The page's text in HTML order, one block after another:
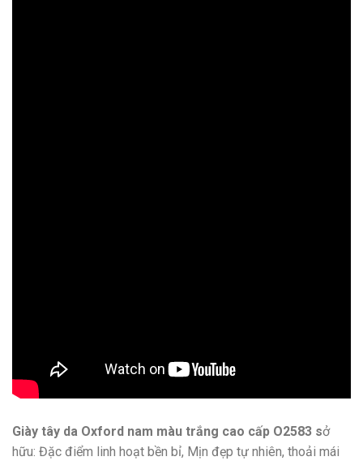
Giày tây da Oxford nam màu trắng cao cấp O2583 sở
hữu: Đặc điểm linh hoạt bền bỉ, Mịn đẹp tự nhiên, thoải mái